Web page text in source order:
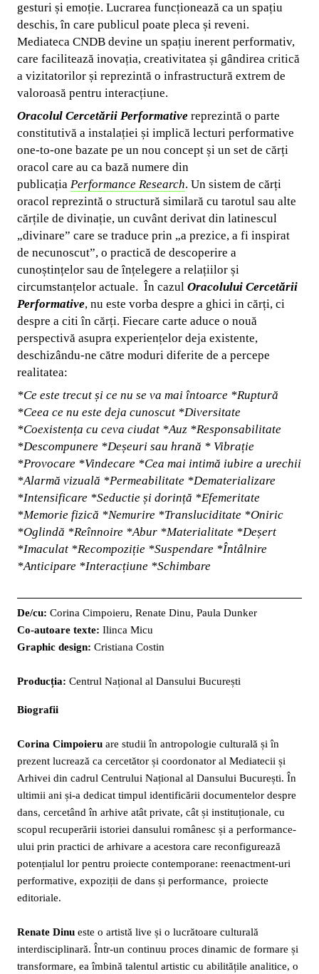
gesturi și emoție. Lucrarea funcționează ca un spațiu
deschis, în care publicul poate pleca și reveni.
Mediateca CNDB devine un spațiu inerent performativ,
care facilitează inovația, creativitatea și gândirea critică
a vizitatorilor și reprezintă o infrastructură extrem de
valoroasă pentru interacțiune.
Oracolul Cercetării Performative reprezintă o parte
constitutivă a instalației și implică lecturi performative
one-to-one bazate pe un nou concept și un set de cărți
oracol care au ca bază numere din
publicația Performance Research. Un sistem de cărți
oracol reprezintă o structură similară cu tarotul sau alte
cărțile de divinație, un cuvânt derivat din latinescul
„divinare” care se traduce prin „a prezice, a fi inspirat
de necunoscut”, o practică de descoperire a
cunoștințelor sau de înțelegere a relațiilor și
circumstanțelor actuale. În cazul Oracolului Cercetării
Performative, nu este vorba despre a ghici in cărți, ci
despre a citi în cărți. Fiecare carte aduce o nouă
perspectivă asupra experiențelor deja existente,
deschizându-ne către moduri diferite de a percepe
realitatea:
*Ce este trecut și ce nu se va mai întoarce *Ruptură
*Ceea ce nu este deja cunoscut *Diversitate
*Coexistența cu ceva ciudat *Auz *Responsabilitate
*Descompunere *Deșeuri sau hrană * Vibrație
*Provocare *Vindecare *Cea mai intimă iubire a urechii
*Alarmă vizuală *Permeabilitate *Dematerializare
*Intensificare *Seductie și dorință *Efemeritate
*Memorie fizică *Nemurire *Transluciditate *Oniric
*Oglindă *Reînnoire *Abur *Materialitate *Deșert
*Imaculat *Recompoziție *Suspendare *Întâlnire
*Anticipare *Interacțiune *Schimbare
De/cu: Corina Cimpoieru, Renate Dinu, Paula Dunker
Co-autoare texte: Ilinca Micu
Graphic design: Cristiana Costin
Producția: Centrul Național al Dansului București
Biografii
Corina Cimpoieru are studii în antropologie culturală și în
prezent lucrează ca cercetător și coordonator al Mediatecii și
Arhivei din cadrul Centrului Național al Dansului București. În
ultimii ani și-a dedicat timpul identificării documentelor despre
dans, cercetând în arhive atât private, cât și instituționale, cu
scopul recuperării istoriei dansului românesc și a performance-
ului prin practici de arhivare a acestora care reconfigurează
potențialul lor pentru proiecte contemporane: reenactment-uri
performative, expoziții de dans și performance, proiecte
editoriale.
Renate Dinu este o artistă live și o lucrătoare culturală
interdisciplinară. Într-un continuu proces dinamic de formare și
transformare, ea îmbină talentul artistic cu abilitățile analitice, o